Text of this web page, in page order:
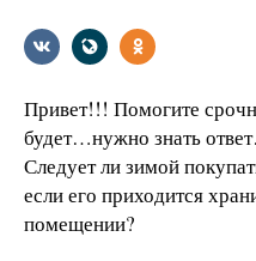
Привет!!! Помогите
будет…нужно знать
Следует ли зимой
если его приходится
помещении?